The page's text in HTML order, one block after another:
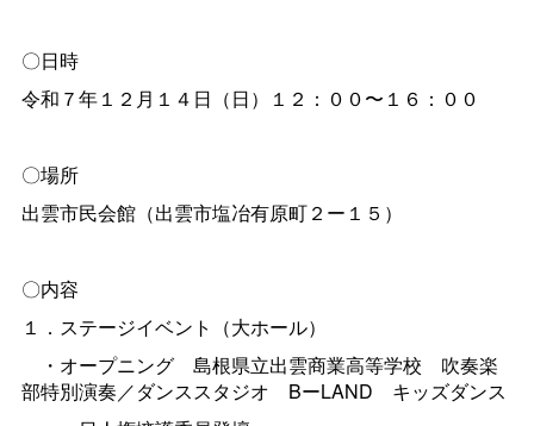
〇日時
令和７年１２月１４日（日）１２：００〜１６：００
〇場所
出雲市民会館（出雲市塩冶有原町２ー１５）
〇内容
１．ステージイベント（大ホール）
・オープニング 島根県立出雲商業高等学校 吹奏楽
部特別演奏／ダンススタジオ BーLAND キッズダンス